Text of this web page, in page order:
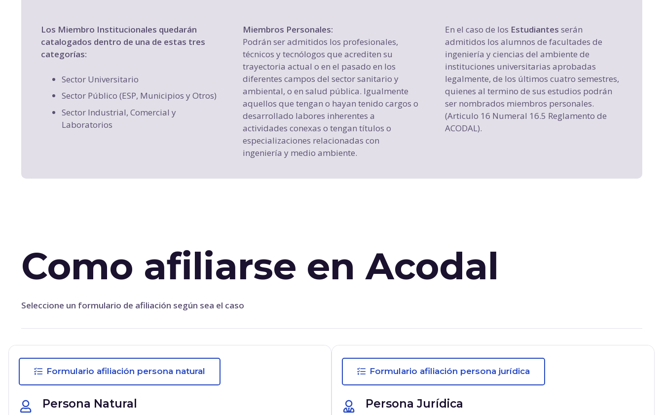
Los Miembro Institucionales quedarán
catalogados dentro de una de estas tres
categorías:
Sector Universitario
Sector Público (ESP, Municipios y Otros)
Sector Industrial, Comercial y
Laboratorios
Miembros Personales:
Podrán ser admitidos los profesionales,
técnicos y tecnólogos que acrediten su
trayectoria actual o en el pasado en los
diferentes campos del sector sanitario y
ambiental, o en salud pública. Igualmente
aquellos que tengan o hayan tenido cargos o
desarrollado labores inherentes a
actividades conexas o tengan títulos o
especializaciones relacionadas con
ingeniería y medio ambiente.
En el caso de los Estudiantes serán
admitidos los alumnos de facultades de
ingeniería y ciencias del ambiente de
instituciones universitarias aprobadas
legalmente, de los últimos cuatro semestres,
quienes al termino de sus estudios podrán
ser nombrados miembros personales.
(Articulo 16 Numeral 16.5 Reglamento de
ACODAL).
Como afiliarse en Acodal
Seleccione un formulario de afiliación según sea el caso
Formulario afiliación persona natural
Persona Natural
Formulario afiliación persona jurídica
Persona Jurídica